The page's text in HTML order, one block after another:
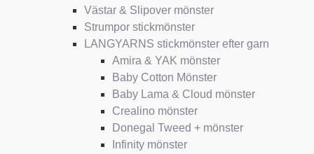
Västar & Slipover mönster
Strumpor stickmönster
LANGYARNS stickmönster efter garn
Amira & YAK mönster
Baby Cotton Mönster
Baby Lama & Cloud mönster
Crealino mönster
Donegal Tweed + mönster
Infinity mönster